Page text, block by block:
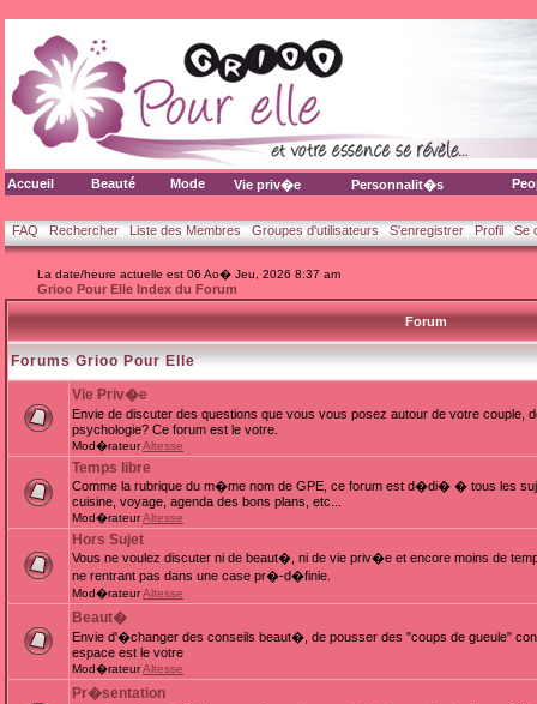
Accueil Beauté Mode Vie priv�e Personnalit�s
FAQ Rechercher Liste des Membres Groupes d'utilisateurs S'enregistrer Profil Se
La date/heure actuelle est 06 Ao� Jeu, 2026 8:37 am
Grioo Pour Elle Index du Forum
Forum
Forums Grioo Pour Elle
Vie Priv�e
Envie de discuter des questions que vous vous posez autour de votre
psychologie? Ce forum est le votre.
Mod�rateurAltesse
Temps libre
Comme la rubrique du m�me nom de GPE, ce forum est d�di� � tous les
cuisine, voyage, agenda des bons plans, etc...
Mod�rateurAltesse
Hors Sujet
Vous ne voulez discuter ni de beaut�, ni de vie priv�e et encore moins de
ne rentrant pas dans une case pr�-d�finie.
Mod�rateurAltesse
Beaut�
Envie d'�changer des conseils beaut�, de pousser des "coups de gueule"
espace est le votre
Mod�rateurAltesse
Pr�sentation